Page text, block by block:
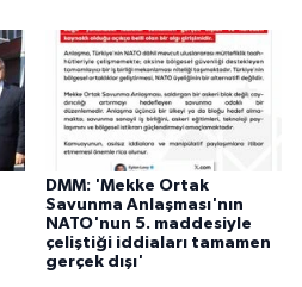
DMM: 'Mekke Ortak
Savunma Anlaşması'nın
NATO'nun 5. maddesiyle
çeliştiği iddiaları tamamen
gerçek dışı'